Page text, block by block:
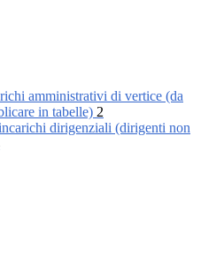
amministrativi di vertice (da
in tabelle) 2
dirigenziali (dirigenti non